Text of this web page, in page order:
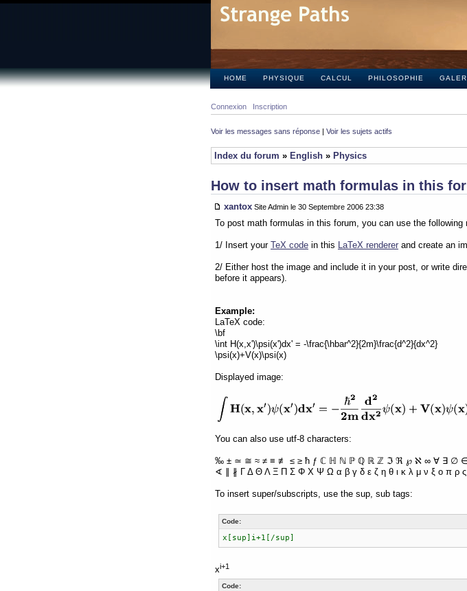
HOME PHYSIQUE CALCUL PHILOSOPHIE
Connexion Inscription
Voir les messages sans réponse | Voir les sujets actifs
Index du forum » English » Physics
How to insert math formulas in this
xantox Site Admin le 30 Septembre 2006 23:38
To post math formulas in this forum, you can use the following
1/ Insert your TeX code in this LaTeX renderer and create an
2/ Either host the image and include it in your post, or write
before it appears).
Example:
LaTeX code:
\bf
\int H(x,x')\psi(x')dx' = -\frac{\hbar^2}{2m}\frac{d^2}{dx^2}
\psi(x)+V(x)\psi(x)
Displayed image:
You can also use utf-8 characters:
‰ ± ≃ ≅ ≈ ≠ ≡ ≢ ≤ ≥ ħ ƒ ℂ ℍ ℕ ℙ ℚ ℝ ℤ ℑ ℜ ℘ ℵ ∞ ∀ ∃ ∅
∢ ∥ ∦ Γ Δ Θ Λ Ξ Π Σ Φ Χ Ψ Ω α β γ δ ε ζ η θ ι κ λ μ ν ξ ο π
To insert super/subscripts, use the sup, sub tags:
Code:
x[sup]i+1[/sup]
xi+1
Code: